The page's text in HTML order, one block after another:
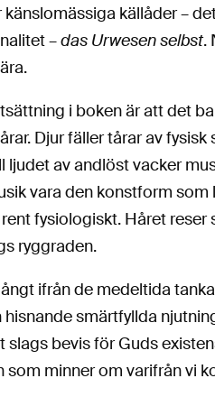
känslomässiga källåder –
–das Urwesen selbst.
i boken är att det
Djur fäller tårar av
ljudet av andlöst vacker
vara den konstform
fysiologiskt. Håret reser
ryggraden.
ifrån de medeltida
hisnande smärtfyllda
slags bevis för Guds
som minner om varifrån vi